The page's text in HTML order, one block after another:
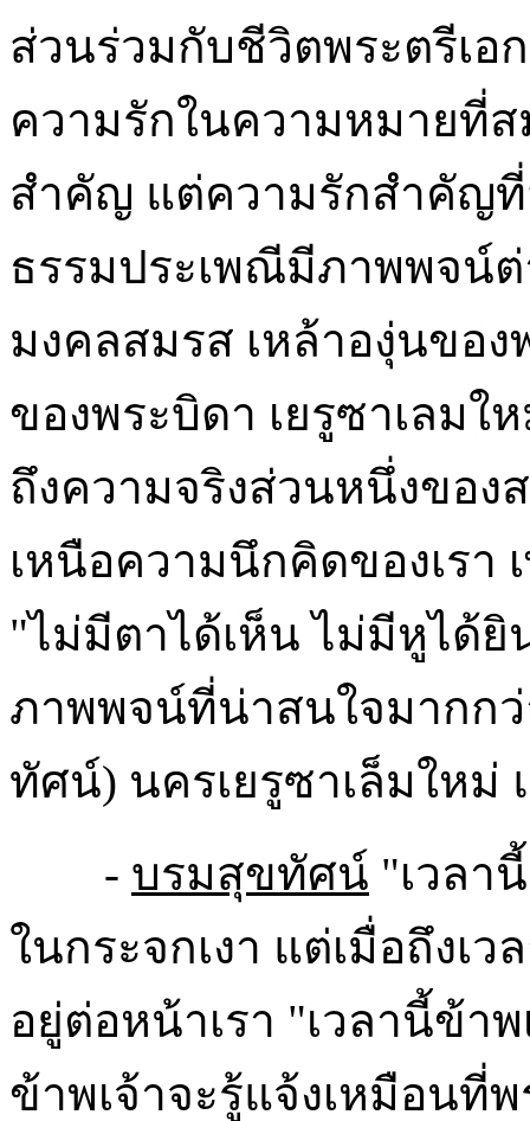
ส่วนร่วมกับชีวิตพระตรีเ
ความรักในความหมายที่
สำคัญ แต่ความรักสำคัญที่
ธรรมประเพณีมีภาพพจน์ต่
มงคลสมรส เหล้าองุ่นขอ
ของพระบิดา เยรูซาเลม
ถึงความจริงส่วนหนึ่งของ
เหนือความนึกคิดของเรา
"ไม่มีตาได้เห็น ไม่มีหูได้ยิ
ภาพพจน์ที่น่าสนใจมากกว่
ทัศน์) นครเยรูซาเล็มให
- บรมสุขทัศน์ "เวลา
ในกระจกเงา แต่เมื่อถึงเ
อยู่ต่อหน้าเรา "เวลานี้ข้า
ข้าพเจ้าจะรู้แจ้งเหมือนที่